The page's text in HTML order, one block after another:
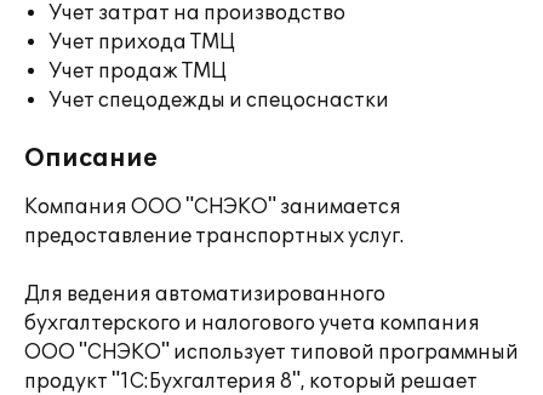
Учет затрат на производство
Учет прихода ТМЦ
Учет продаж ТМЦ
Учет спецодежды и спецоснастки
Описание
Компания ООО "СНЭКО" занимается
предоставление транспортных услуг.
Для ведения автоматизированного
бухгалтерского и налогового учета компания
ООО "СНЭКО" использует типовой программный
продукт "1С:Бухгалтерия 8", который решает